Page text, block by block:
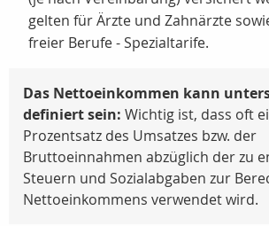
gelten für Ärzte und Zahnärzte
freier Berufe - Spezialtarife.
Das Nettoeinkommen kann
definiert sein: Wichtig ist, dass oft
Prozentsatz des Umsatzes bzw. der
Bruttoeinnahmen abzüglich der zu
Steuern und Sozialabgaben zur
Nettoeinkommens verwendet wird.